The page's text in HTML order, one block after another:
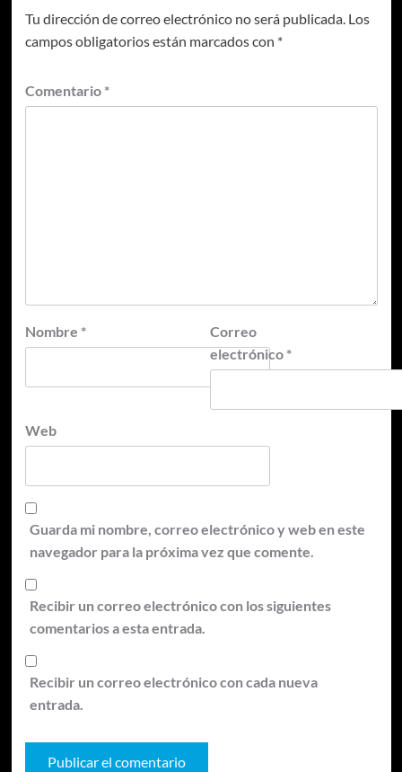
Tu dirección de correo electrónico no será publicada. Los
campos obligatorios están marcados con *
Comentario *
Nombre *
Correo
electrónico *
Web
Guarda mi nombre, correo electrónico y web en este
navegador para la próxima vez que comente.
Recibir un correo electrónico con los siguientes
comentarios a esta entrada.
Recibir un correo electrónico con cada nueva
entrada.